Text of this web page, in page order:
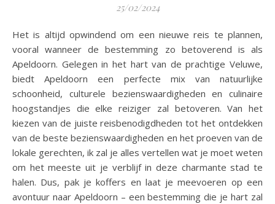
25/02/2024
Het is altijd opwindend om een nieuwe reis te plannen,
vooral wanneer de bestemming zo betoverend is als
Apeldoorn. Gelegen in het hart van de prachtige Veluwe,
biedt Apeldoorn een perfecte mix van natuurlijke
schoonheid, culturele bezienswaardigheden en culinaire
hoogstandjes die elke reiziger zal betoveren. Van het
kiezen van de juiste reisbenodigdheden tot het ontdekken
van de beste bezienswaardigheden en het proeven van de
lokale gerechten, ik zal je alles vertellen wat je moet weten
om het meeste uit je verblijf in deze charmante stad te
halen. Dus, pak je koffers en laat je meevoeren op een
avontuur naar Apeldoorn – een bestemming die je hart zal